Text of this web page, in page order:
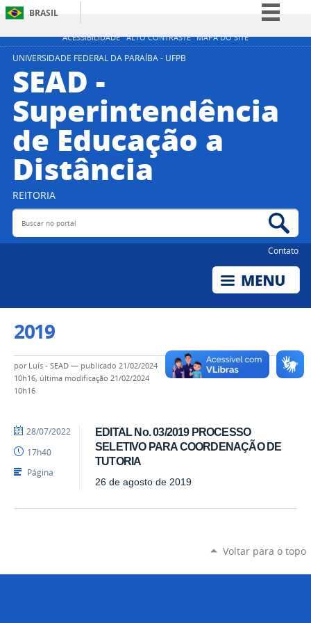
ACESSIBILIDADE ALTO CONTRASTE MAPA DO SITE
BRASIL
Simplifique!
Acesso à informação
Legislação
Canais
UNIVERSIDADE FEDERAL DA PARAÍBA - UFPB
SEAD -
Superintendência
de Educação a
Distância
REITORIA
Buscar no portal
Contato
2019
por Luís - SEAD — publicado 21/02/2024
10h16, última modificação 21/02/2024
10h16
EDITAL No. 03/2019 PROCESSO
SELETIVO PARA COORDENAÇÃO DE
TUTORIA
26 de agosto de 2019
por
-
SEAD
publicado
28/07/2022
17h40
Página
Voltar para o topo